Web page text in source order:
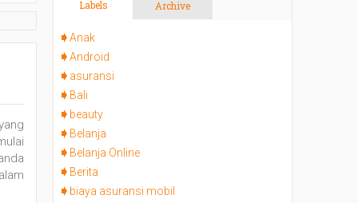
Labels Archive
Anak
Android
asuransi
Bali
beauty
Belanja
Belanja Online
Berita
biaya asuransi mobil